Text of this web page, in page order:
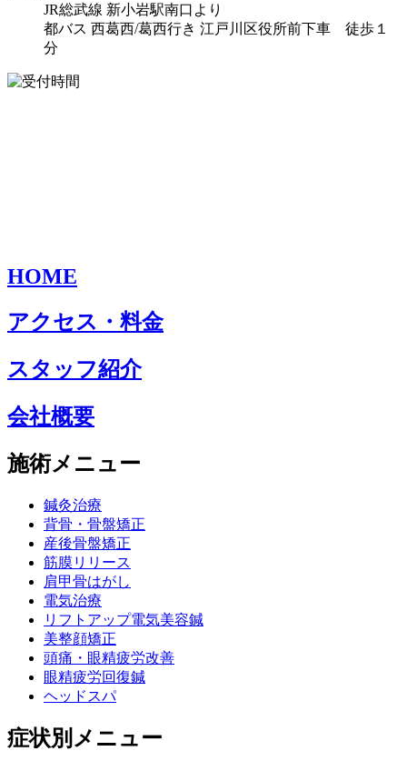
JR総武線 新小岩駅南口より
都バス 西葛西/葛西行き 江戸川区役所前下車 徒歩１
分
HOME
アクセス・料金
スタッフ紹介
会社概要
施術メニュー
鍼灸治療
背骨・骨盤矯正
産後骨盤矯正
筋膜リリース
肩甲骨はがし
電気治療
リフトアップ電気美容鍼
美整顔矯正
頭痛・眼精疲労改善
眼精疲労回復鍼
ヘッドスパ
症状別メニュー